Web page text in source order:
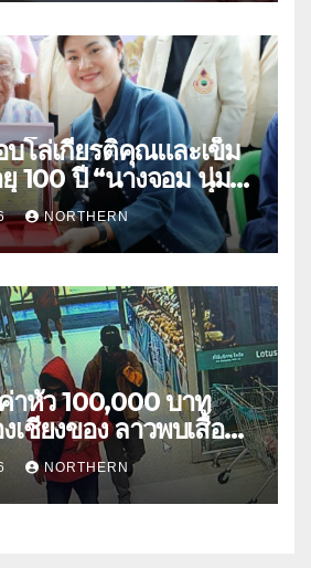
โล่เกียรติคุณและเข็ม
างจอม นุ่ม
านกร่าง อำเภอเมือง
NORTHERN
เชียงของ ลาวพบเสื้อผ้า
วจตามเส้นทาง
NORTHERN